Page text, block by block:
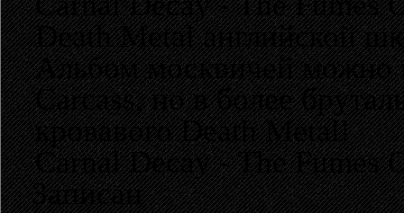
Death Metal английской
Альбом москвичей можно
Carcass, но в более
кровавого Death Metal!
Carnal Decay - The Fumes
Записан